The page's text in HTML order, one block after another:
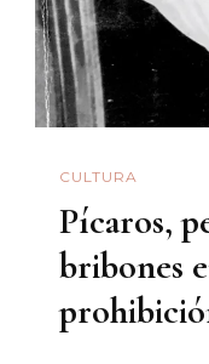
CULTURA
Pícaros,
bribones